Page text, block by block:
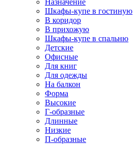
Назначение
Шкафы-купе в гостиную
В коридор
В прихожую
Шкафы-купе в спальню
Детские
Офисные
Для книг
Для одежды
На балкон
Форма
Высокие
Г-образные
Длинные
Низкие
П-образные